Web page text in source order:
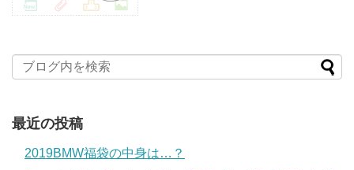
最近の投稿
2019BMW福袋の中身は…？